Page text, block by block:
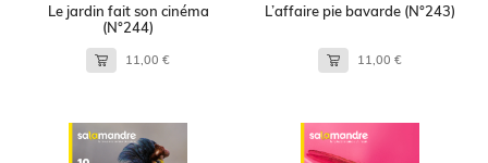
Le jardin fait son cinéma
(N°244)
11,00 €
L’affaire pie bavarde (N°243)
11,00 €